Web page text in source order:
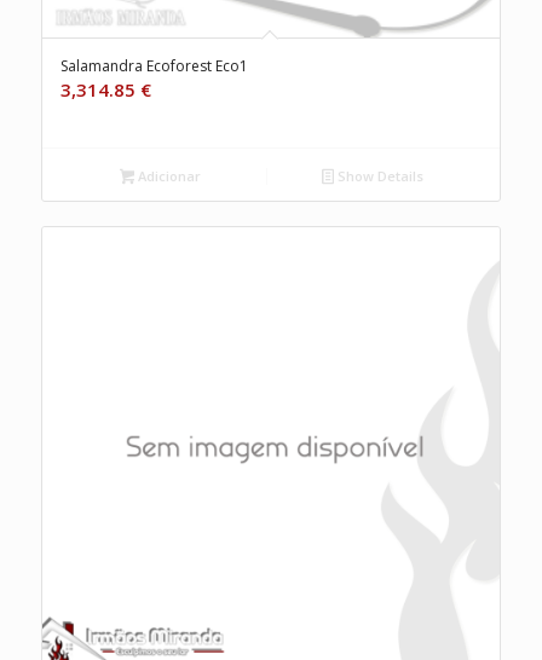
Salamandra Ecoforest Eco1
3,314.85 €
Adicionar Show Details